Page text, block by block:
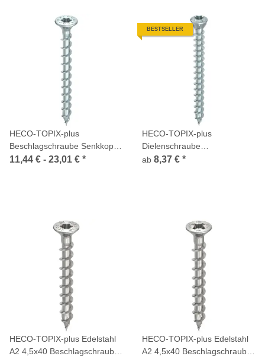
HECO-TOPIX-plus
Beschlagschraube Senkkopf
Frästaschen T-Drive
11,44 € - 23,01 € *
BESTSELLER
HECO-TOPIX-plus
Dielenschraube
Linsensenkkopf Fräsrippen T-
ab 8,37 € *
HECO-TOPIX-plus Edelstahl
A2 4,5x40 Beschlagschraube
HECO-TOPIX-plus Edelstahl
A2 4,5x40 Beschlagschraube